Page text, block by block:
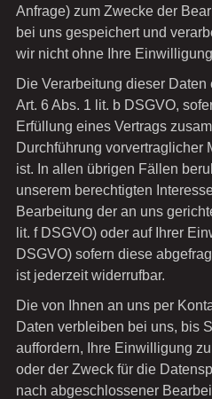
Anfrage) zum Zwecke der
bei uns gespeichert und
wir nicht ohne Ihre
Die Verarbeitung dieser
Art. 6 Abs. 1 lit. b DSGVO,
Erfüllung eines Vertrags
Durchführung vorvertraglicher
ist. In allen übrigen Fällen
unserem berechtigten
Bearbeitung der an uns
lit. f DSGVO) oder auf Ihrer
DSGVO) sofern diese
ist jederzeit widerrufbar.
Die von Ihnen an uns per
Daten verbleiben bei uns, bis
auffordern, Ihre Einwilligung
oder der Zweck für die
nach abgeschlossener